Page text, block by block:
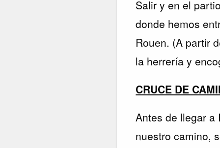
Salir y en el
donde hemos
Rouen. (A partir
la herrería y
CRUCE DE
Antes de llegar a
nuestro camino,